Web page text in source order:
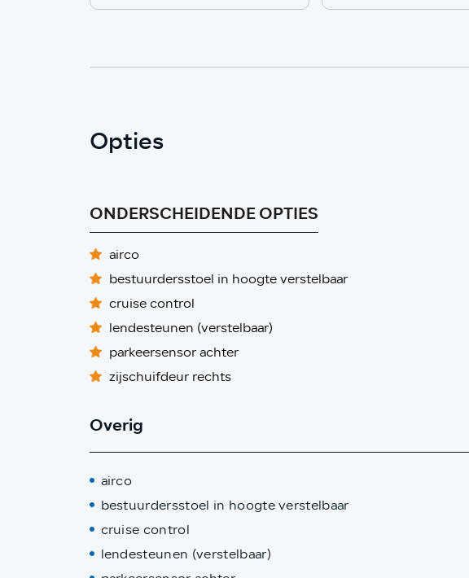
Opties
ONDERSCHEIDENDE OPTIES
airco
bestuurdersstoel in hoogte verstelbaar
cruise control
lendesteunen (verstelbaar)
parkeersensor achter
zijschuifdeur rechts
Overig
airco
bestuurdersstoel in hoogte verstelbaar
cruise control
lendesteunen (verstelbaar)